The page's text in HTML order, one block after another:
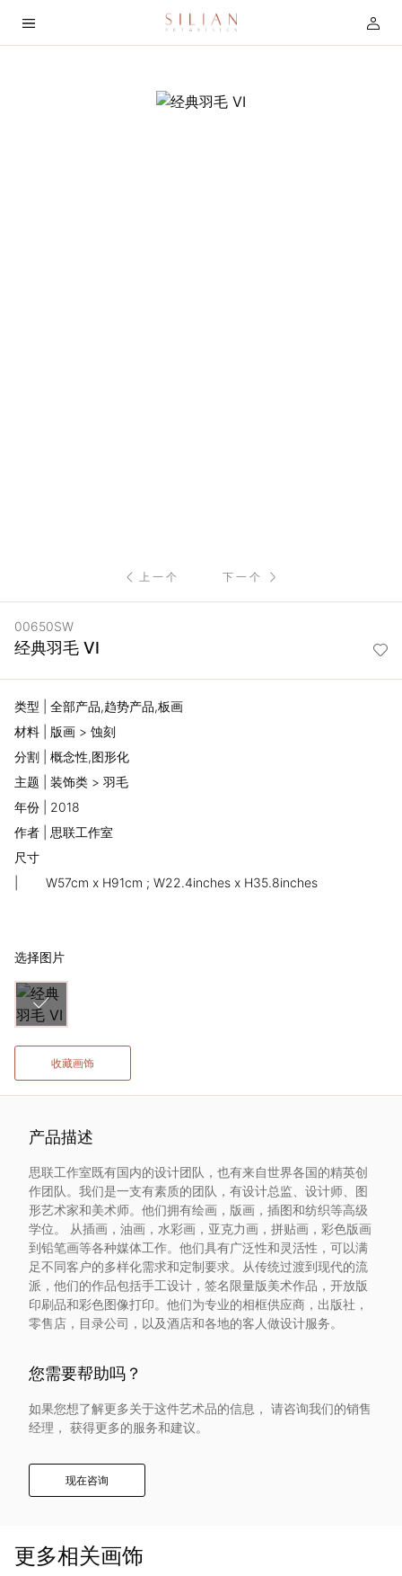
联
精
选
术
家
络
灵
感
发
加
入
我
们
系
们
上一个 下一个
00650SW
经典羽毛 VI
类型 | 全部产品,趋势产品,板画
材料 | 版画 > 蚀刻
分割 | 概念性,图形化
主题 | 装饰类 > 羽毛
年份 | 2018
作者 | 思联工作室
尺寸
W57cm x H91cm ; W22.4inches x H35.8inches
选择图片
收藏画饰
产品描述
思联工作室既有国内的设计团队，也有来自世界各国的精英创
作团队。我们是一支有素质的团队，有设计总监、设计师、图
形艺术家和美术师。他们拥有绘画，版画，插图和纺织等高级
学位。 从插画，油画，水彩画，亚克力画，拼贴画，彩色版画
到铅笔画等各种媒体工作。他们具有广泛性和灵活性，可以满
足不同客户的多样化需求和定制要求。从传统过渡到现代的流
派，他们的作品包括手工设计，签名限量版美术作品，开放版
印刷品和彩色图像打印。他们为专业的相框供应商，出版社，
零售店，目录公司，以及酒店和各地的客人做设计服务。
您需要帮助吗？
如果您想了解更多关于这件艺术品的信息， 请咨询我们的销售
经理， 获得更多的服务和建议。
现在咨询
更多相关画饰